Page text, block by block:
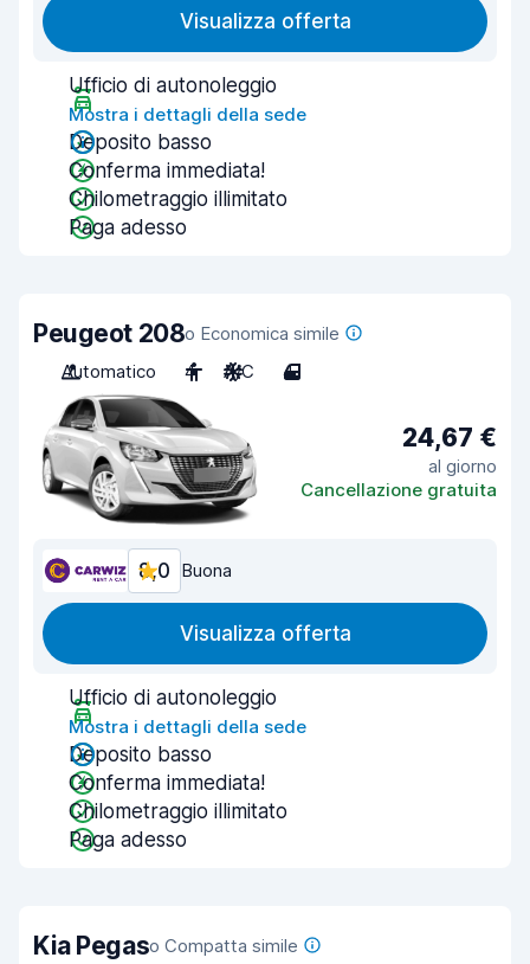
Visualizza offerta
Ufficio di autonoleggio
Mostra i dettagli della sede
Deposito basso
Conferma immediata!
Chilometraggio illimitato
Paga adesso
Peugeot 208o Economica simile
Automatico
4 A/C 4
24,67 €
al giorno
Cancellazione gratuita
8,0 Buona
Visualizza offerta
Ufficio di autonoleggio
Mostra i dettagli della sede
Deposito basso
Conferma immediata!
Chilometraggio illimitato
Paga adesso
Kia Pegaso Compatta simile